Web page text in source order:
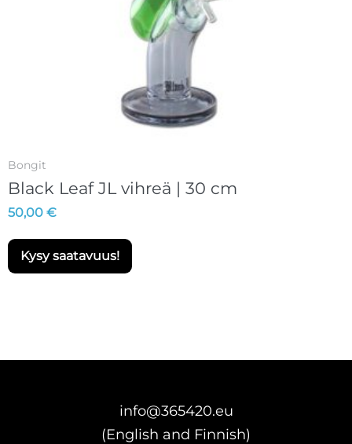
Bongit
Black Leaf JL vihreä | 30 cm
50,00 €
Kysy saatavuus!
info@365420.eu
(English and Finnish)